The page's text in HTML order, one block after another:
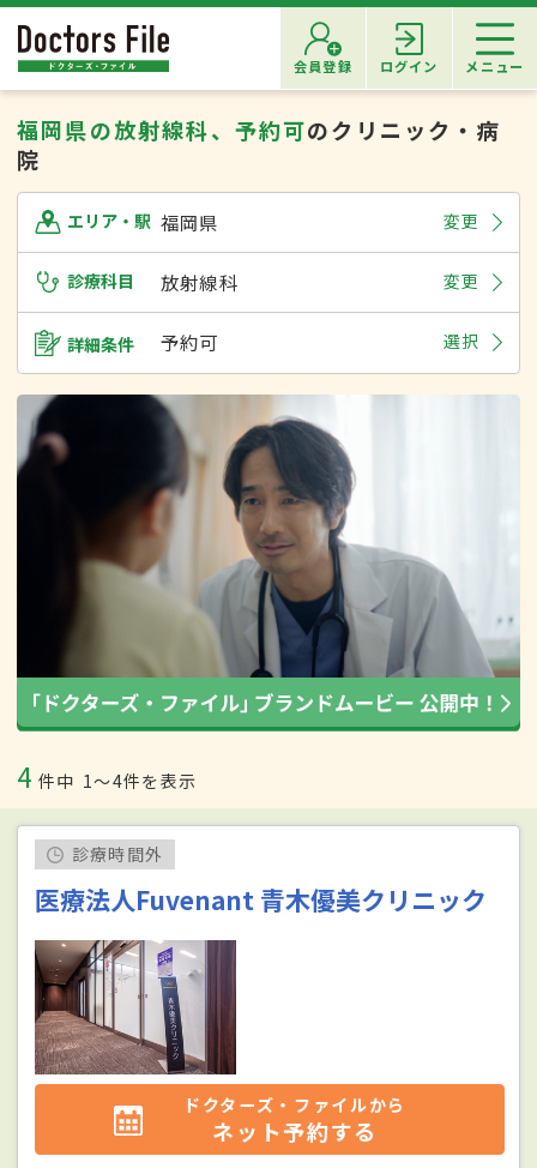
会員登録 ログイン メニュー
福岡県の放射線科、予約可のクリニック・病
院
エリア・駅 福岡県 変更
診療科目 放射線科 変更
詳細条件 予約可 選択
4 件中 1〜4件を表示
診療時間外
医療法人Fuvenant 青木優美クリニック
ドクターズ・ファイルから
ネット予約する